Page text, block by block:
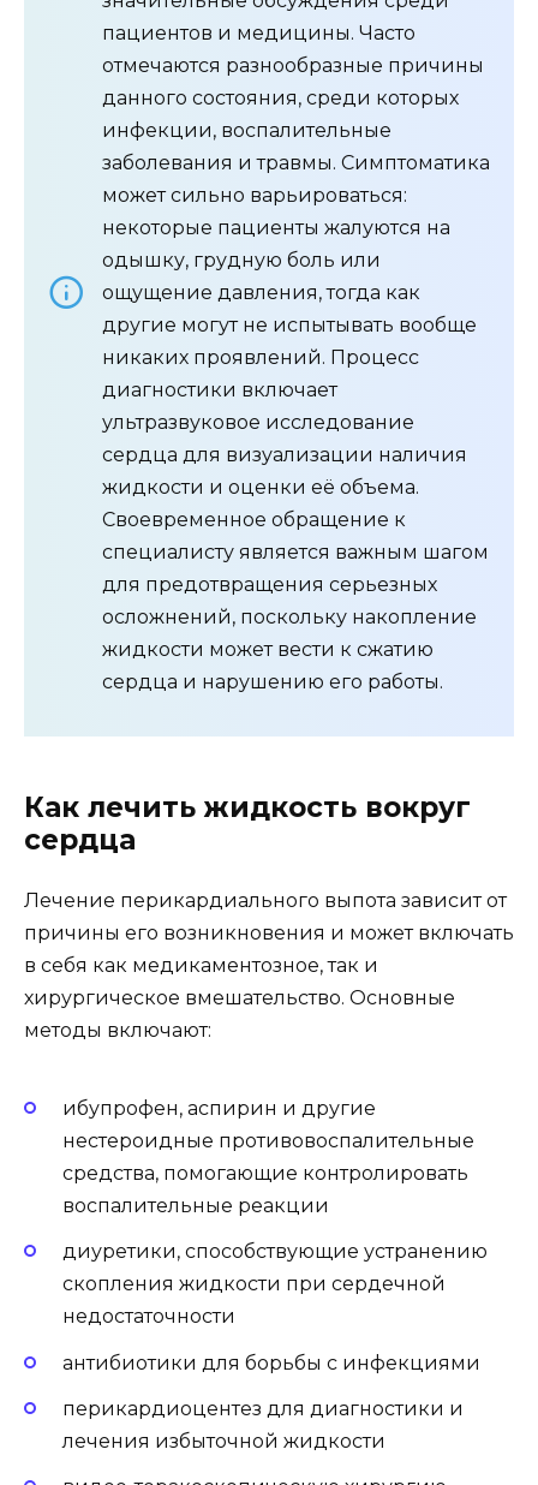
пациентов и медицины. Часто
отмечаются разнообразные причины
данного состояния, среди которых
инфекции, воспалительные
заболевания и травмы. Симптоматика
может сильно варьироваться:
некоторые пациенты жалуются на
одышку, грудную боль или
ощущение давления, тогда как
другие могут не испытывать вообще
никаких проявлений. Процесс
диагностики включает
ультразвуковое исследование
сердца для визуализации наличия
жидкости и оценки её объема.
Своевременное обращение к
специалисту является важным шагом
для предотвращения серьезных
осложнений, поскольку накопление
жидкости может вести к сжатию
сердца и нарушению его работы.
Как лечить жидкость вокруг
сердца
Лечение перикардиального выпота зависит от
причины его возникновения и может включать
в себя как медикаментозное, так и
хирургическое вмешательство. Основные
методы включают:
ибупрофен, аспирин и другие
нестероидные противовоспалительные
средства, помогающие контролировать
воспалительные реакции
диуретики, способствующие устранению
скопления жидкости при сердечной
недостаточности
антибиотики для борьбы с инфекциями
перикардиоцентез для диагностики и
лечения избыточной жидкости